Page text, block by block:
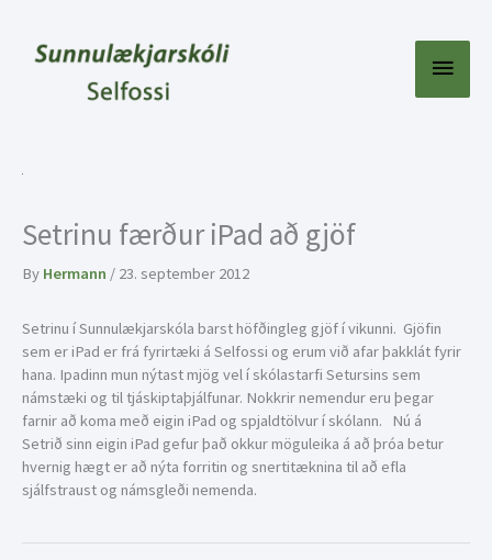
content
Main
Setrinu færður iPad að gjöf
By Hermann / 23. september 2012
Setrinu í Sunnulækjarskóla barst höfðingleg gjöf í vikunni. Gjöfin
sem er iPad er frá fyrirtæki á Selfossi og erum við afar þakklát fyrir
hana. Ipadinn mun nýtast mjög vel í skólastarfi Setursins sem
námstæki og til tjáskiptaþjálfunar. Nokkrir nemendur eru þegar
farnir að koma með eigin iPad og spjaldtölvur í skólann. Nú á
Setrið sinn eigin iPad gefur það okkur möguleika á að þróa betur
hvernig hægt er að nýta forritin og snertitæknina til að efla
sjálfstraust og námsgleði nemenda.